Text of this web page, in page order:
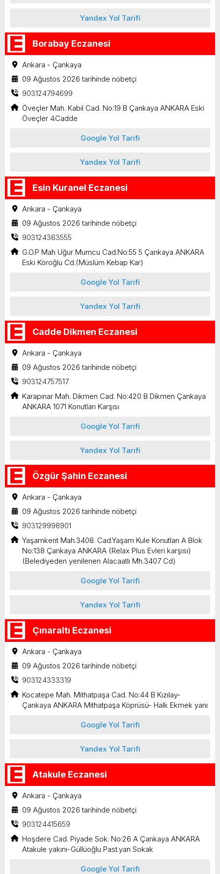
Yandex Yol Tarifi
Borabay Eczanesi
Ankara - Çankaya
09 Ağustos 2026 tarihinde nöbetçi
903124794699
Öveçler Mah. Kabil Cad. No:19 B Çankaya ANKARA Eski
Öveçler 4.Cadde
Google Yol Tarifi
Yandex Yol Tarifi
Esin Kuranel Eczanesi
Ankara - Çankaya
09 Ağustos 2026 tarihinde nöbetçi
903124363555
G.O.P Mah Uğur Mumcu Cad.No:55 5 Çankaya ANKARA
Eski Köroğlu Cd.(Müslüm Kebap Kar)
Google Yol Tarifi
Yandex Yol Tarifi
Cadde Dikmen Eczanesi
Ankara - Çankaya
09 Ağustos 2026 tarihinde nöbetçi
903124757517
Karapınar Mah. Dikmen Cad. No:420 B Dikmen Çankaya
ANKARA 1071 Konutları Karşısı
Google Yol Tarifi
Yandex Yol Tarifi
Özgür Şahin Eczanesi
Ankara - Çankaya
09 Ağustos 2026 tarihinde nöbetçi
903129998901
Yaşamkent Mah.3408. Cad.Yaşam Kule Konutları A Blok
No:138 Çankaya ANKARA (Relax Plus Evleri karşısı)
(Belediyeden yenilenen Alacaatlı Mh.3407 Cd)
Google Yol Tarifi
Yandex Yol Tarifi
Çınaraltı Eczanesi
Ankara - Çankaya
09 Ağustos 2026 tarihinde nöbetçi
903124333319
Kocatepe Mah. Mithatpaşa Cad. No:44 B Kızılay-
Çankaya ANKARA Mithatpaşa Köprüsü- Halk Ekmek yanı
Google Yol Tarifi
Yandex Yol Tarifi
Atakule Eczanesi
Ankara - Çankaya
09 Ağustos 2026 tarihinde nöbetçi
903124415659
Hoşdere Cad. Piyade Sok. No:26 A Çankaya ANKARA
Atakule yakını-Güllüoğlu Past.yan Sokak
Google Yol Tarifi